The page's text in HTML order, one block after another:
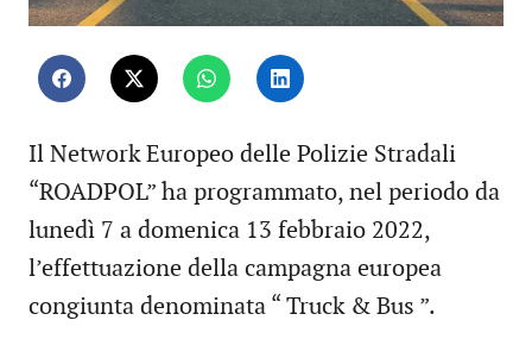
Il Network Europeo delle Polizie Stradali
“ROADPOL” ha programmato, nel periodo da
lunedì 7 a domenica 13 febbraio 2022,
l’effettuazione della campagna europea
congiunta denominata “ Truck & Bus ”.